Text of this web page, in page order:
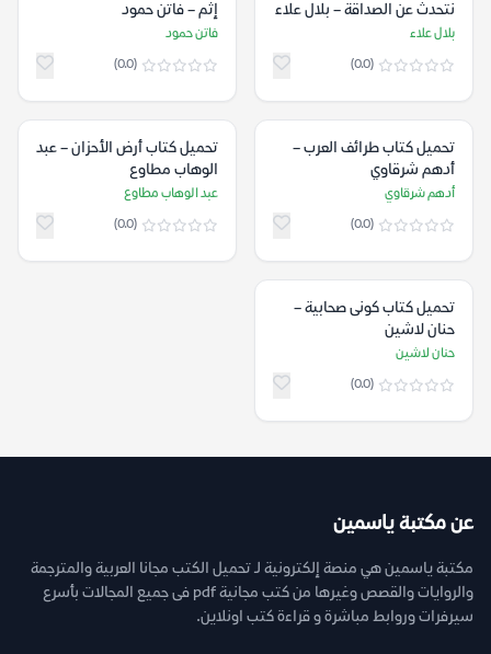
نتحدث عن الصداقة – بلال علاء
بلال علاء
(0.0)
إثم – فاتن حمود
فاتن حمود
(0.0)
تحميل كتاب طرائف العرب –
أدهم شرقاوي
أدهم شرقاوي
(0.0)
تحميل كتاب أرض الأحزان – عبد
الوهاب مطاوع
عبد الوهاب مطاوع
(0.0)
تحميل كتاب كونى صحابية –
حنان لاشين
حنان لاشين
(0.0)
عن مكتبة ياسمين
مكتبة ياسمين هي منصة إلكترونية لـ تحميل الكتب مجانا العربية والمترجمة
والروايات والقصص وغيرها من كتب مجانية pdf فى جميع المجالات بأسرع
سيرفرات وروابط مباشرة و قراءة كتب اونلاين.